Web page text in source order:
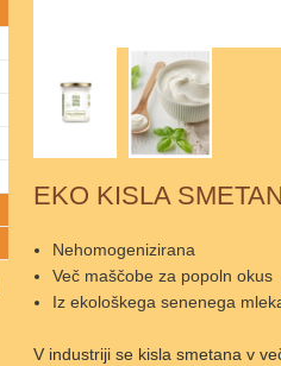
EKO KISLA
Nehomogenizirana
Več maščobe za popoln okus
Iz ekološkega senenega
V industriji se kisla smetana v